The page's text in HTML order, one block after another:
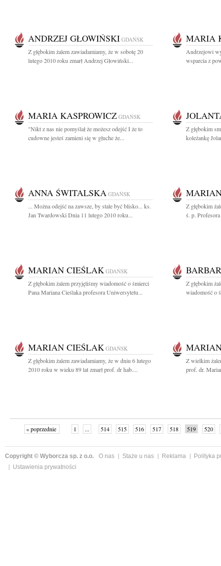
ANDRZEJ GŁOWIŃSKI GDAŃSK
Z głębokim żalem zawiadamiamy, że w sobotę 20
lutego 2010 roku zmarł Andrzej Głowiński...
MARIA
Andrzejowi
wsparcia z
MARIA KASPROWICZ GDAŃSK
"Nikt z nas nie pomyślał że możesz odejść I że to
cudowne jesteś zamieni się w głuche że...
Z głębokim
koleżankę
ANNA ŚWITALSKA GDAŃSK
... Można odejść na zawsze, by stale być blisko... ks.
Jan Twardowski Dnia 11 lutego 2010 roku...
Z głębokim
ś. p.
MARIAN CIEŚLAK GDAŃSK
Z głębokim żalem przyjęliśmy wiadomość o śmierci
Pana Mariana Cieślaka profesora Uniwersytetu...
Z głębokim
wiadomość o
MARIAN CIEŚLAK GDAŃSK
Z głębokim żalem zawiadamiamy, że w dniu 6 lutego
2010 roku w wieku 89 lat zmarł prof. dr hab....
Z wielkim
prof. dr.
« poprzednie 1 ... 514 515 516 517 518 519
520
Copyright © Wyborcza sp. z o.o. O nas Staże u nas Reklama
Polityka
Ustawienia prywatności